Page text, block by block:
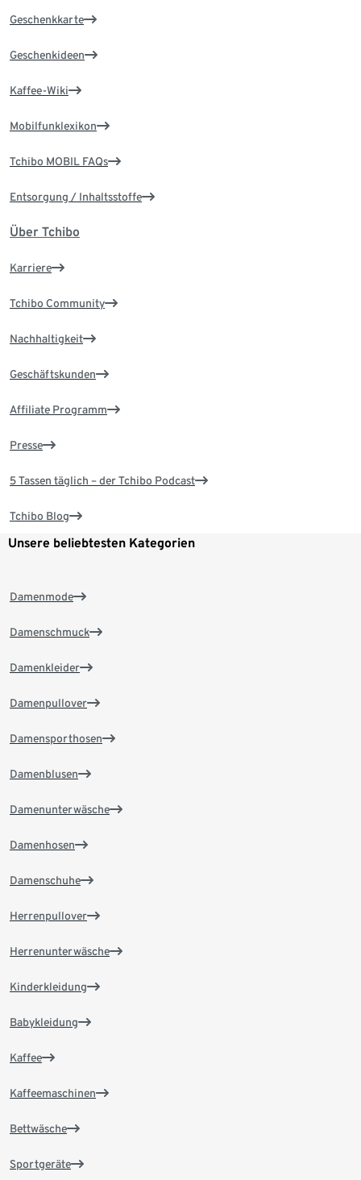
Geschenkkarte
Geschenkideen
Kaffee-Wiki
Mobilfunklexikon
Tchibo MOBIL FAQs
Entsorgung / Inhaltsstoffe
Über Tchibo
Karriere
Tchibo Community
Nachhaltigkeit
Geschäftskunden
Affiliate Programm
Presse
5 Tassen täglich – der Tchibo Podcast
Tchibo Blog
Unsere beliebtesten Kategorien
Damenmode
Damenschmuck
Damenkleider
Damenpullover
Damensporthosen
Damenblusen
Damenunterwäsche
Damenhosen
Damenschuhe
Herrenpullover
Herrenunterwäsche
Kinderkleidung
Babykleidung
Kaffee
Kaffeemaschinen
Bettwäsche
Sportgeräte